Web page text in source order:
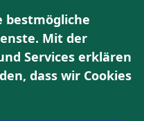
bestmögliche
Mit der
Services erklären
dass wir Cookies